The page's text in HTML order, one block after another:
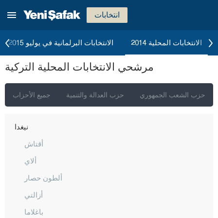
انتخابات
الانتخابات البرلمانية في يوليو 2015 الانتخابات المحلية 2014
مرشحي الانتخابات المحلية التركية
جميع الأحزاب حزب العدالة والتنمية حزب الشعب الجمهوري
مانيسا
ماردين
مرسين
موغلا
نيفشهير
نيغدا
أقتاش
ألاي
ألطون حصار
أزالتي
باغلاما